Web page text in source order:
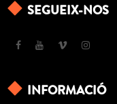
SEGUEIX-NOS
INFORMACIÓ